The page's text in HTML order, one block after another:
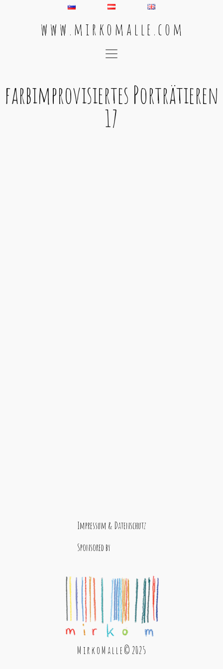
w w w . m i r k o m a l l e . c o m
Main Navigation
farbimprovisiertes Porträtieren
17
Impressum & Datenschutz
Sponsored by
M i r k o M a l l e © 2025